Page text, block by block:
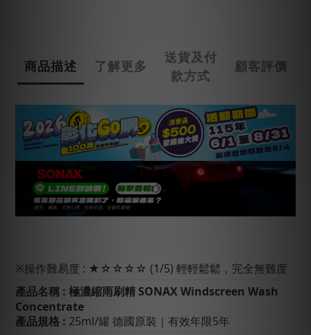
商品描述 了解更多
送貨及付
款方式
顧客評價
※操作難易度 : ★☆☆☆☆ (1/5) 輕輕鬆鬆，完全無難度
產品名稱 : 極濃縮雨刷精 SONAX Windscreen Wash
Concentrate
產品規格 : 25ml/罐 德國原裝｜有效年限5年